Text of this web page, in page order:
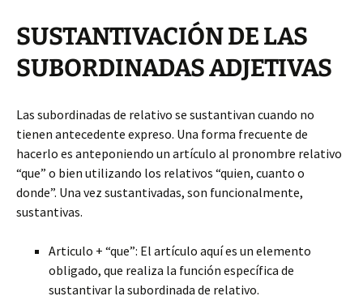
SUSTANTIVACIÓN DE LAS
SUBORDINADAS ADJETIVAS
Las subordinadas de relativo se sustantivan cuando no
tienen antecedente expreso. Una forma frecuente de
hacerlo es anteponiendo un artículo al pronombre relativo
“que” o bien utilizando los relativos “quien, cuanto o
donde”. Una vez sustantivadas, son funcionalmente,
sustantivas.
Articulo + “que”: El artículo aquí es un elemento
obligado, que realiza la función específica de
sustantivar la subordinada de relativo.